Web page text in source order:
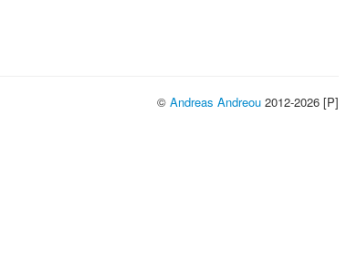
© Andreas Andreou 2012-2026 [P]